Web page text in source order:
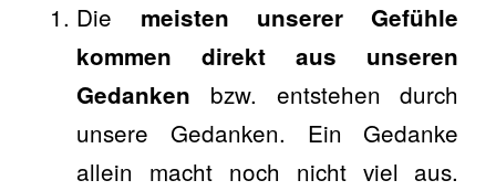
Die meisten unserer Gefühle
kommen direkt aus unseren
Gedanken bzw. entstehen durch
unsere Gedanken. Ein Gedanke
allein macht noch nicht viel aus.